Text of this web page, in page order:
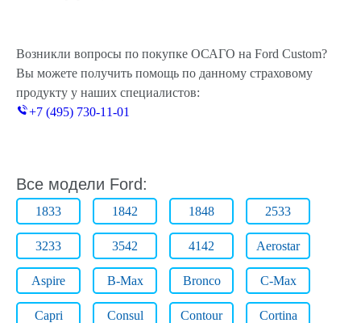
Возникли вопросы по покупке ОСАГО на Ford Custom?
Вы можете получить помощь по данному страховому
продукту у наших специалистов:
+7 (495) 730-11-01
Все модели Ford:
1833 1842 1848 2533
3233 3542 4142 Aerostar
Aspire B-Max Bronco C-Max
Capri Consul Contour Cortina